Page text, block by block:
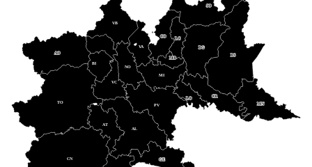
TO
VC
NO
CN
AT
AL
BI
VB
AO
VA
CO
SO
MI
BG
BS
PV
CR
MN
LC
LO
MB
GE